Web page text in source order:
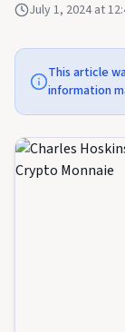
July 1, 2024 at
This article
information